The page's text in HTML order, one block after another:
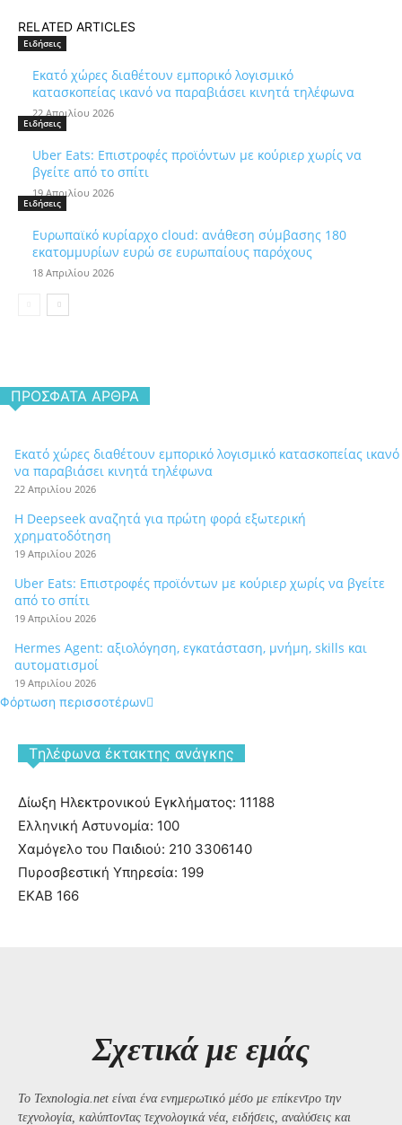
RELATED ARTICLES
Ειδήσεις
Εκατό χώρες διαθέτουν εμπορικό λογισμικό
κατασκοπείας ικανό να παραβιάσει κινητά τηλέφωνα
22 Απριλίου 2026
Ειδήσεις
Uber Eats: Επιστροφές προϊόντων με κούριερ χωρίς να
βγείτε από το σπίτι
19 Απριλίου 2026
Ειδήσεις
Ευρωπαϊκό κυρίαρχο cloud: ανάθεση σύμβασης 180
εκατομμυρίων ευρώ σε ευρωπαίους παρόχους
18 Απριλίου 2026
ΠΡΌΣΦΑΤΑ ΆΡΘΡΑ
Εκατό χώρες διαθέτουν εμπορικό λογισμικό κατασκοπείας ικανό
να παραβιάσει κινητά τηλέφωνα
22 Απριλίου 2026
Η Deepseek αναζητά για πρώτη φορά εξωτερική
χρηματοδότηση
19 Απριλίου 2026
Uber Eats: Επιστροφές προϊόντων με κούριερ χωρίς να βγείτε
από το σπίτι
19 Απριλίου 2026
Hermes Agent: αξιολόγηση, εγκατάσταση, μνήμη, skills και
αυτοματισμοί
19 Απριλίου 2026
Φόρτωση περισσοτέρων
Tηλέφωνα έκτακτης ανάγκης
Δίωξη Ηλεκτρονικού Εγκλήματος: 11188
Ελληνική Αστυνομία: 100
Χαμόγελο του Παιδιού: 210 3306140
Πυροσβεστική Υπηρεσία: 199
ΕΚΑΒ 166
Σχετικά με εμάς
Το Texnologia.net είναι ένα ενημερωτικό μέσο με επίκεντρο την
τεχνολογία, καλύπτοντας τεχνολογικά νέα, ειδήσεις, αναλύσεις και